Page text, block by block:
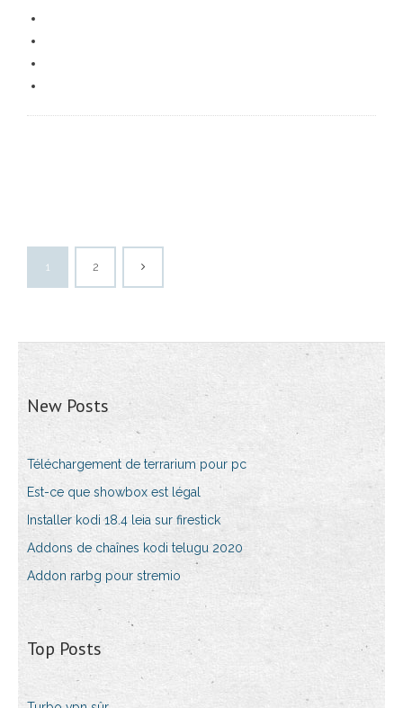
1 2
New Posts
Téléchargement de terrarium pour pc
Est-ce que showbox est légal
Installer kodi 18.4 leia sur firestick
Addons de chaînes kodi telugu 2020
Addon rarbg pour stremio
Top Posts